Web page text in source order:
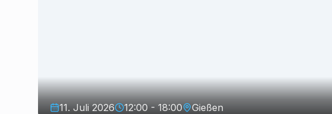
11. Juli 2026 12:00 - 18:00 Gießen